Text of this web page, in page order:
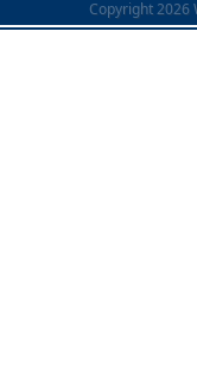
Copyright 2026